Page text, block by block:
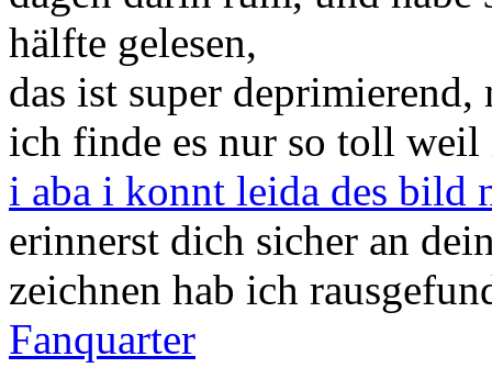
hälfte gelesen,
das ist super
ich finde es nur so toll
i aba i konnt leida des bild
erinnerst dich sicher an
zeichnen hab ich
Fanquarter